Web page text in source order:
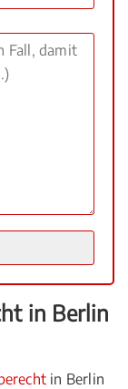
in Berlin
in Berlin